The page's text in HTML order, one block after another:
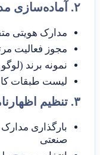
۲. آماده‌سازی مدارک
مدارک هویتی
مجوز فعالیت
نمونه برند
لیست طبقات
۳. تنظیم اظهارنامه ثبت برند
بارگذاری
صنعتی